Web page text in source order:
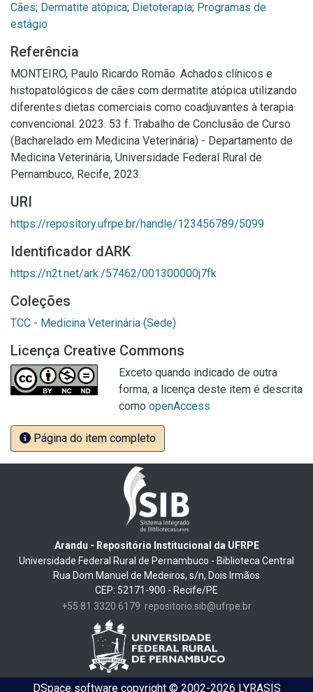
Cães; Dermatite atópica; Dietoterapia; Programas de
estágio
Referência
MONTEIRO, Paulo Ricardo Romão. Achados clínicos e
histopatológicos de cães com dermatite atópica utilizando
diferentes dietas comerciais como coadjuvantes à terapia
convencional. 2023. 53 f. Trabalho de Conclusão de Curso
(Bacharelado em Medicina Veterinária) - Departamento de
Medicina Veterinária, Universidade Federal Rural de
Pernambuco, Recife, 2023.
URI
https://repository.ufrpe.br/handle/123456789/5099
Identificador dARK
https://n2t.net/ark:/57462/001300000j7fk
Coleções
TCC - Medicina Veterinária (Sede)
Licença Creative Commons
Exceto quando indicado de outra
forma, a licença deste item é descrita
como openAccess
Página do item completo
Arandu - Repositório Institucional da UFRPE
Universidade Federal Rural de Pernambuco - Biblioteca Central
Rua Dom Manuel de Medeiros, s/n, Dois Irmãos
CEP: 52171-900 - Recife/PE
+55 81 3320 6179 repositorio.sib@ufrpe.br
DSpace softwarecopyright © 2002-2026 LYRASIS